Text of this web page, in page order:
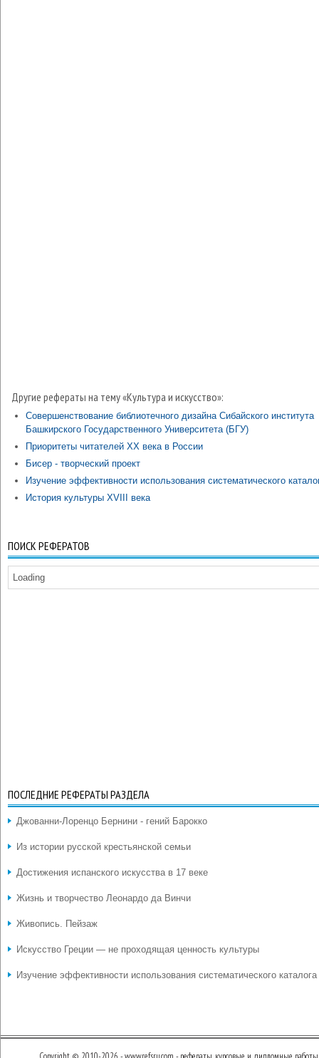
Другие рефераты на тему «Культура и искусство»:
Совершенствование библиотечного дизайна Сибайского института
Башкирского Государственного Университета (БГУ)
Приоритеты читателей ХХ века в России
Бисер - творческий проект
Изучение эффективности использования систематического
История культуры XVIII века
ПОИСК РЕФЕРАТОВ
Loading
ПОСЛЕДНИЕ РЕФЕРАТЫ РАЗДЕЛА
Джованни-Лоренцо Бернини - гений Барокко
Из истории русской крестьянской семьи
Достижения испанского искусства в 17 веке
Жизнь и творчество Леонардо да Винчи
Живопись. Пейзаж
Искусство Греции — не проходящая ценность культуры
Изучение эффективности использования систематического каталога